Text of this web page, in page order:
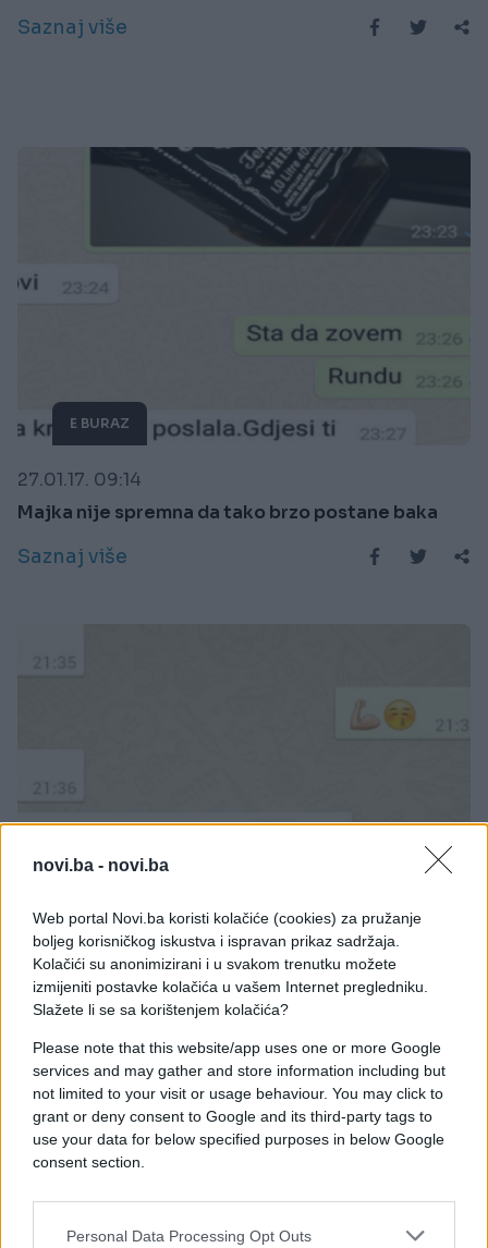
novi.ba - novi.ba
Web portal Novi.ba koristi kolačiće (cookies) za pružanje
boljeg korisničkog iskustva i ispravan prikaz sadržaja.
Kolačići su anonimizirani i u svakom trenutku možete
izmijeniti postavke kolačića u vašem Internet pregledniku.
Slažete li se sa korištenjem kolačića?
Please note that this website/app uses one or more Google
services and may gather and store information including but
not limited to your visit or usage behaviour. You may click to
grant or deny consent to Google and its third-party tags to
use your data for below specified purposes in below Google
consent section.
Personal Data Processing Opt Outs
Saznaj više
E BURAZ
27.01.17. 09:14
Majka nije spremna da tako brzo postane baka
Saznaj više
27.01.17. 09:02
Emotikoni joj baš i nisu najbolja strana